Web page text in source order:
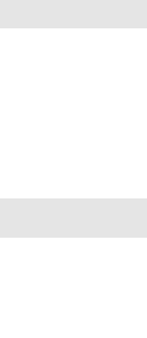
پیچیده
نارضایتی از
که در آن